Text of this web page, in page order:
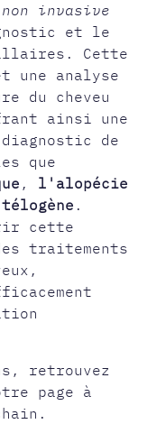
non invasive
et le
Cette
une analyse
du cheveu
ainsi une
de
que
, l'alopécie
.
cette
traitements
retrouvez
page à